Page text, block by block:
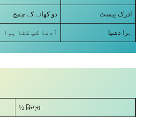
دو کھانے کے چمچ ادرک پیسٹ
آدھا کپ کٹا ہوا ہرا دھنیا
½ किग्रा